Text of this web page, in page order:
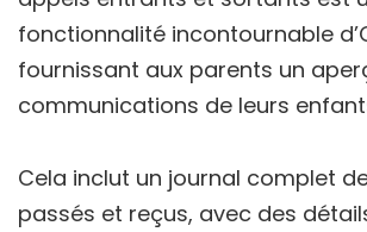
fonctionnalité incontournable
fournissant aux parents un
communications de leurs
Cela inclut un journal complet
passés et reçus, avec des